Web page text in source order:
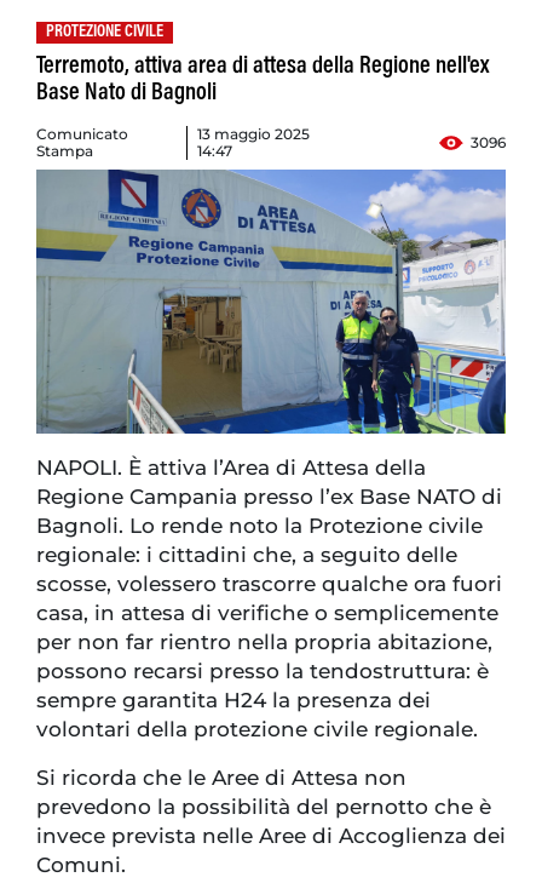
PROTEZIONE CIVILE
Terremoto, attiva area di attesa della Regione nell'ex
Base Nato di Bagnoli
Comunicato
Stampa
13 maggio 2025
14:47
3096
NAPOLI. È attiva l’Area di Attesa della
Regione Campania presso l’ex Base NATO di
Bagnoli. Lo rende noto la Protezione civile
regionale: i cittadini che, a seguito delle
scosse, volessero trascorre qualche ora fuori
casa, in attesa di verifiche o semplicemente
per non far rientro nella propria abitazione,
possono recarsi presso la tendostruttura: è
sempre garantita H24 la presenza dei
volontari della protezione civile regionale.
Si ricorda che le Aree di Attesa non
prevedono la possibilità del pernotto che è
invece prevista nelle Aree di Accoglienza dei
Comuni.